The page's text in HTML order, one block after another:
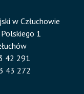
w Człuchowie
1
42 291
43 272